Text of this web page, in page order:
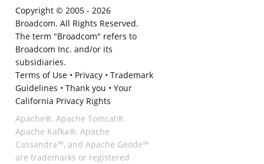
Copyright © 2005 - 2026
Broadcom. All Rights Reserved.
The term "Broadcom" refers to
Broadcom Inc. and/or its
subsidiaries.
Terms of Use• Privacy• Trademark
Guidelines • Thank you • Your
California Privacy Rights
Apache®, Apache Tomcat®,
Apache Kafka®, Apache
Cassandra™, and Apache Geode™
are trademarks or registered